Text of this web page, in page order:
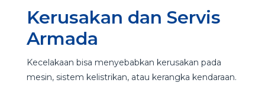
Kerusakan dan Servis
Armada
Kecelakaan bisa menyebabkan kerusakan pada
mesin, sistem kelistrikan, atau kerangka kendaraan.